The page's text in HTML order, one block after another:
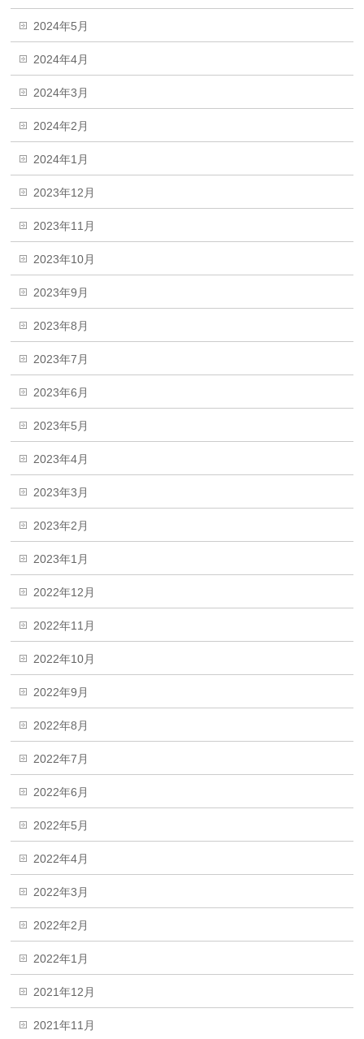
2024年5月
2024年4月
2024年3月
2024年2月
2024年1月
2023年12月
2023年11月
2023年10月
2023年9月
2023年8月
2023年7月
2023年6月
2023年5月
2023年4月
2023年3月
2023年2月
2023年1月
2022年12月
2022年11月
2022年10月
2022年9月
2022年8月
2022年7月
2022年6月
2022年5月
2022年4月
2022年3月
2022年2月
2022年1月
2021年12月
2021年11月